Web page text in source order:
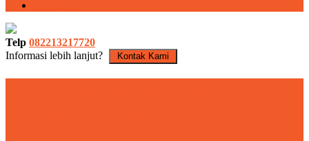
Telp 082213217720
Informasi lebih lanjut?
Kontak Kami